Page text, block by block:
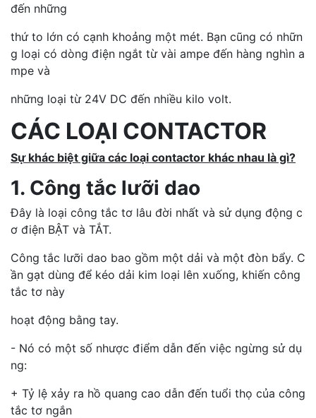
đến những
thứ to lớn có cạnh khoảng một mét. Bạn cũng có nhữn
g loại có dòng điện ngắt từ vài ampe đến hàng nghìn a
mpe và
những loại từ 24V DC đến nhiều kilo volt.
CÁC LOẠI CONTACTOR
Sự khác biệt giữa các loại contactor khác nhau là gì?​
1. Công tắc lưỡi dao
Đây là loại công tắc tơ lâu đời nhất và sử dụng động c
ơ điện BẬT và TẮT.
Công tắc lưỡi dao bao gồm một dải và một đòn bẩy. C
ần gạt dùng để kéo dải kim loại lên xuống, khiến công
tắc tơ này
hoạt động bằng tay.
- Nó có một số nhược điểm dẫn đến việc ngừng sử dụ
ng:
+ Tỷ lệ xảy ra hồ quang cao dẫn đến tuổi thọ của công
tắc tơ ngắn